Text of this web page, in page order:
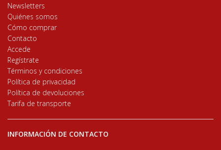
Newsletters
Quiénes somos
Cómo comprar
Contacto
Accede
Regístrate
Términos y condiciones
Política de privacidad
Política de devoluciones
Tarifa de transporte
INFORMACIÓN DE CONTACTO